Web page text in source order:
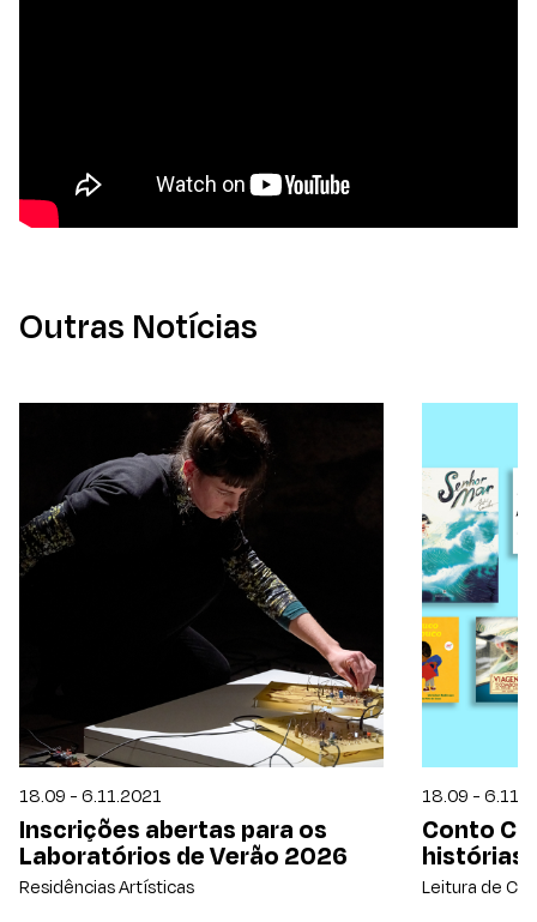
Outras Notícias
18.09 - 6.11.2021
Inscrições abertas para os
Laboratórios de Verão 2026
Residências Artísticas
18.09 -
Conto
histórias
Leitura de